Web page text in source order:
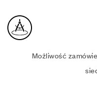
Możliwość